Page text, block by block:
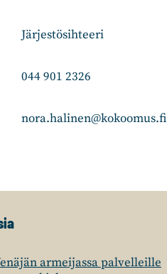
Järjestösihteeri
044 901 2326
nora.halinen@kokoomus.fi
armeijassa palvelleille